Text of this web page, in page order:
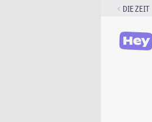
DIE ZEIT